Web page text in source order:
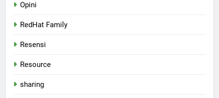
Opini
RedHat Family
Resensi
Resource
sharing